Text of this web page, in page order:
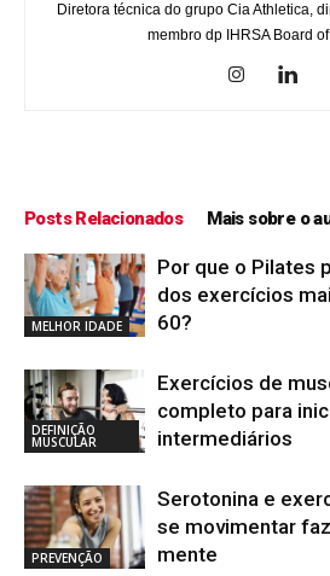
Diretora técnica do grupo Cia Athletica,
membro dp IHRSA Board
Posts Relacionados Mais sobre o
MELHOR IDADE
Por que o Pilates
dos exercícios
60?
DEFINIÇÃO
MUSCULAR
Exercícios de
completo para
intermediários
PREVENÇÃO
Serotonina e
se movimentar
mente